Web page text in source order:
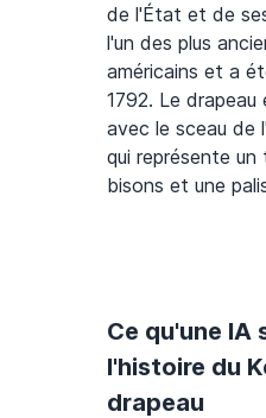
de l'État et de
l'un des plus
américains et a
1792. Le drapeau
avec le sceau de
qui représente un
bisons et une
Ce qu'une IA
l'histoire du
drapeau